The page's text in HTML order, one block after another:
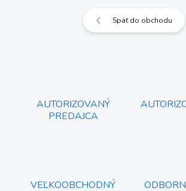
Späť do obchodu
AUTORIZOVANÝ
PREDAJCA
VEĽKOOBCHODNÝ